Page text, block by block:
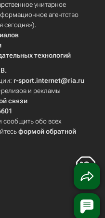
унитарное
агентство
сегодня»).
технологий
r-sport.internet@ria.ru
и рекламы
связи
сообщить обо всех
формой обратной